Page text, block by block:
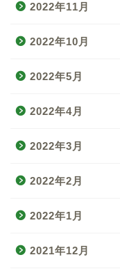
2022年11月
2022年10月
2022年5月
2022年4月
2022年3月
2022年2月
2022年1月
2021年12月